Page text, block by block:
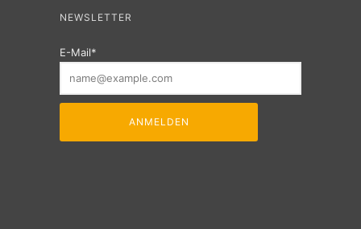
NEWSLETTER
E-Mail*
ANMELDEN